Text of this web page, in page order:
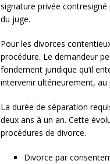
signature privée
du juge.
Pour les divorces
procédure. Le demandeur
fondement juridique qu’il
intervenir ultérieurement,
La durée de séparation
deux ans à un an. Cette
procédures de divorce.
Divorce par